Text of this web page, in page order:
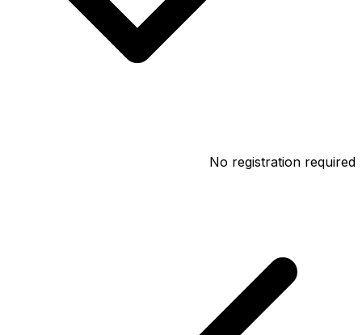
No registration required